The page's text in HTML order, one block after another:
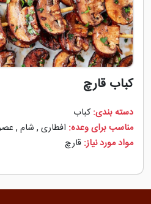
کباب قارچ
دسته بندی: کباب
مناسب برای وعده: افطاری , شام ,
مواد مورد نیاز: قارچ